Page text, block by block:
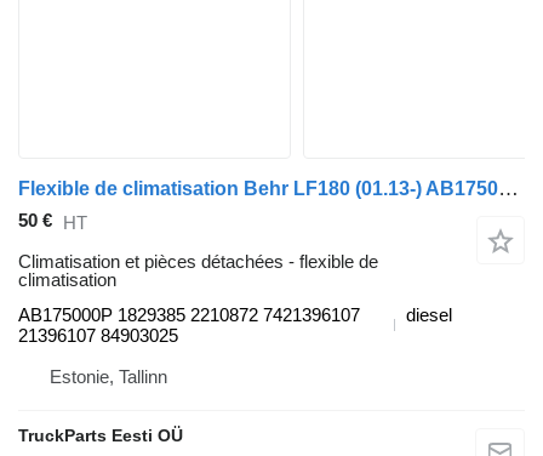
Flexible de climatisation Behr LF180 (01.13-) AB175000P pour tracteur routier DAF LF45, LF55, LF180, CF65, CF75, CF85 (2001-)
50 € HT
Climatisation et pièces détachées - flexible de
climatisation
AB175000P 1829385 2210872 7421396107
21396107 84903025
diesel
Estonie, Tallinn
TruckParts Eesti OÜ